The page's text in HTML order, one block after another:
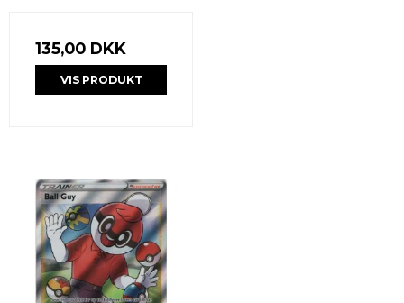
135,00 DKK
VIS PRODUKT